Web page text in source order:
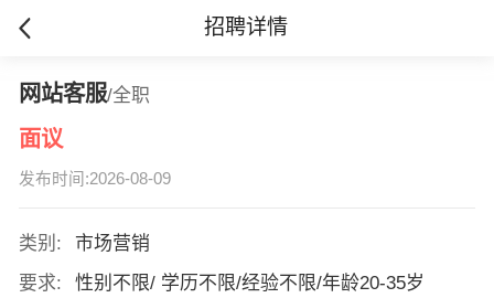
招聘详情
网站客服/全职
面议
发布时间:2026-08-09
类别:
市场营销
要求:
性别不限/ 学历不限/经验不限/年龄20-35岁